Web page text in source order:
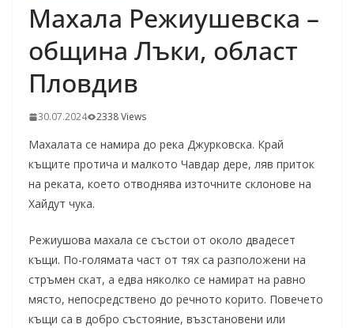
Махала Режиушевска –
община Лъки, област
Пловдив
30.07.2024 2338 Views
Махалата се намира до река Джурковска. Край
къщите протича и малкото Чавдар дере, ляв приток
на реката, което отводнява източните склонове на
Хайдут чука.
Режиушова махала се състои от около двадесет
къщи. По-голямата част от тях са разположени на
стръмен скат, а едва няколко се намират на равно
място, непосредствено до речното корито. Повечето
къщи са в добро състояние, възстановени или